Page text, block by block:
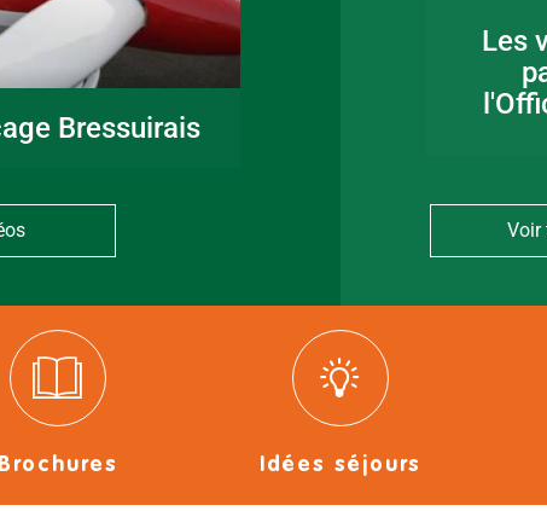
Bressuirais
Fête de la musique
Les
Voir
Brochures Idées séjours